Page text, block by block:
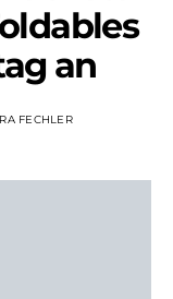
an
FECHLER